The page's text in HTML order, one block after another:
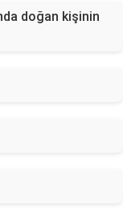
doğan kişinin